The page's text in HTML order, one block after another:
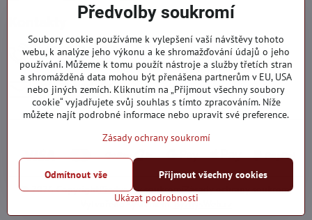
+421 919 060 751
Pondělí - Pátek : 09:00 - 15:00 hod.
info​@everlady​.eu
Non stop ( 24/7 )
©2026CopyrightPředvolby soukromíZásady ochrany soukromí
Vytvořeno systémem:ByznysWeb.cz
Předvolby soukromí
Soubory cookie používáme k vylepšení vaší návštěvy tohoto
webu, k analýze jeho výkonu a ke shromažďování údajů o jeho
používání. Můžeme k tomu použít nástroje a služby třetích stran
a shromážděná data mohou být přenášena partnerům v EU, USA
nebo jiných zemích. Kliknutím na „Přijmout všechny soubory
cookie“ vyjadřujete svůj souhlas s tímto zpracováním. Níže
můžete najít podrobné informace nebo upravit své preference.
Zásady ochrany soukromí
Ukázat podrobnosti
Přijmout všechny cookies
Odmítnout vše